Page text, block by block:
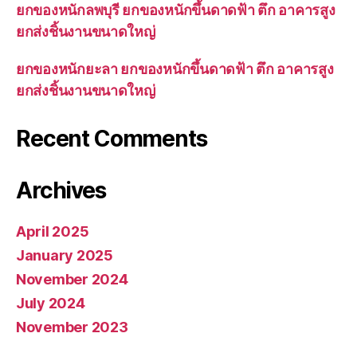
ยกของหนักลพบุรี ยกของหนักขึ้นดาดฟ้า ตึก อาคารสูง
ยกส่งชิ้นงานขนาดใหญ่
ยกของหนักยะลา ยกของหนักขึ้นดาดฟ้า ตึก อาคารสูง
ยกส่งชิ้นงานขนาดใหญ่
Recent Comments
Archives
April 2025
January 2025
November 2024
July 2024
November 2023